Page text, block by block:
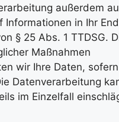
außerdem
Informationen in Ihr
§ 25 Abs. 1 TTDSG.
Maßnahmen
wir Ihre Daten,
Datenverarbeitung
im Einzelfall